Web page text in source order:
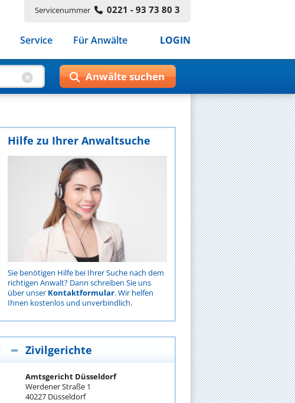
Servicenummer 0221 - 93 73 80 3
Service Für Anwälte LOGIN
Hilfe zu Ihrer Anwaltsuche
Sie benötigen Hilfe bei Ihrer Suche nach dem
richtigen Anwalt? Dann schreiben Sie uns
über unser Kontaktformular. Wir helfen
Ihnen kostenlos und unverbindlich.
Zivilgerichte
Amtsgericht Düsseldorf
Werdener Straße 1
40227 Düsseldorf